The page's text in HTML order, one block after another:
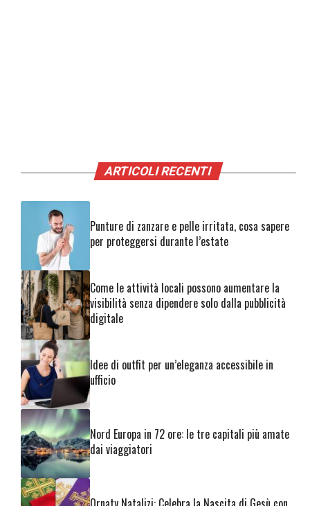
ARTICOLI RECENTI
Punture di zanzare e pelle irritata, cosa sapere
per proteggersi durante l’estate
Come le attività locali possono aumentare la
visibilità senza dipendere solo dalla pubblicità
digitale
Idee di outfit per un’eleganza accessibile in
ufficio
Nord Europa in 72 ore: le tre capitali più amate
dai viaggiatori